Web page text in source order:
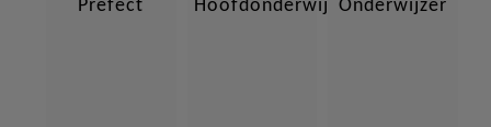
Préfect HoofdonderwijzerOnderwijzer